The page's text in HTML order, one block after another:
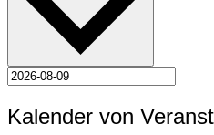
Kalender von